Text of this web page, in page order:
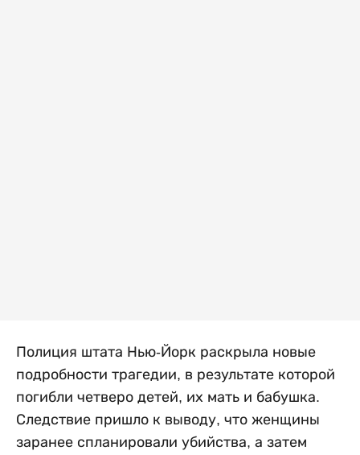
Полиция штата Нью-Йорк раскрыла новые
подробности трагедии, в результате которой
погибли четверо детей, их мать и бабушка.
Следствие пришло к выводу, что женщины
заранее спланировали убийства, а затем